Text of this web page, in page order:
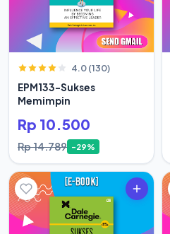
4.0 (130)
EPM133-Sukses
Memimpin
Rp 10.500
Rp 14.789 -29%